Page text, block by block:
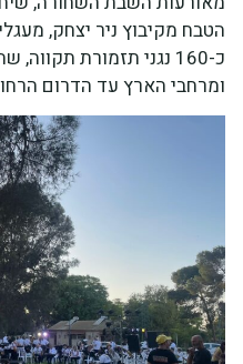
הטבח מקיבוץ ניר יצחק,
כ-160 נגני תזמורת
ומרחבי הארץ עד הדרום